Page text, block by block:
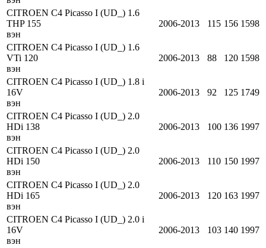
CITROEN C4 Picasso I (UD_) 1.6
THP 155
вэн
2006-2013 115 156 1598
CITROEN C4 Picasso I (UD_) 1.6
VTi 120
вэн
2006-2013 88 120 1598
CITROEN C4 Picasso I (UD_) 1.8 i
16V
вэн
2006-2013 92 125 1749
CITROEN C4 Picasso I (UD_) 2.0
HDi 138
вэн
2006-2013 100 136 1997
CITROEN C4 Picasso I (UD_) 2.0
HDi 150
вэн
2006-2013 110 150 1997
CITROEN C4 Picasso I (UD_) 2.0
HDi 165
вэн
2006-2013 120 163 1997
CITROEN C4 Picasso I (UD_) 2.0 i
16V
вэн
2006-2013 103 140 1997